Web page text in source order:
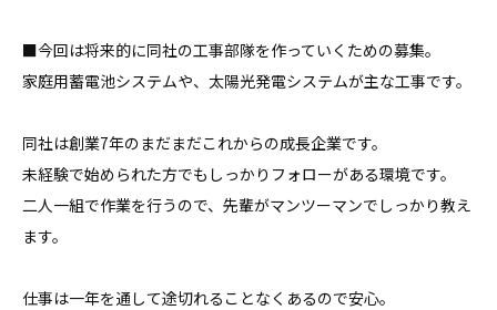
■今回は将来的に同社の工事部隊を作っていくための募集。
家庭用蓄電池システムや、太陽光発電システムが主な工事です。
同社は創業7年のまだまだこれからの成長企業です。
未経験で始められた方でもしっかりフォローがある環境です。
二人一組で作業を行うので、先輩がマンツーマンでしっかり教え
ます。
仕事は一年を通して途切れることなくあるので安心。